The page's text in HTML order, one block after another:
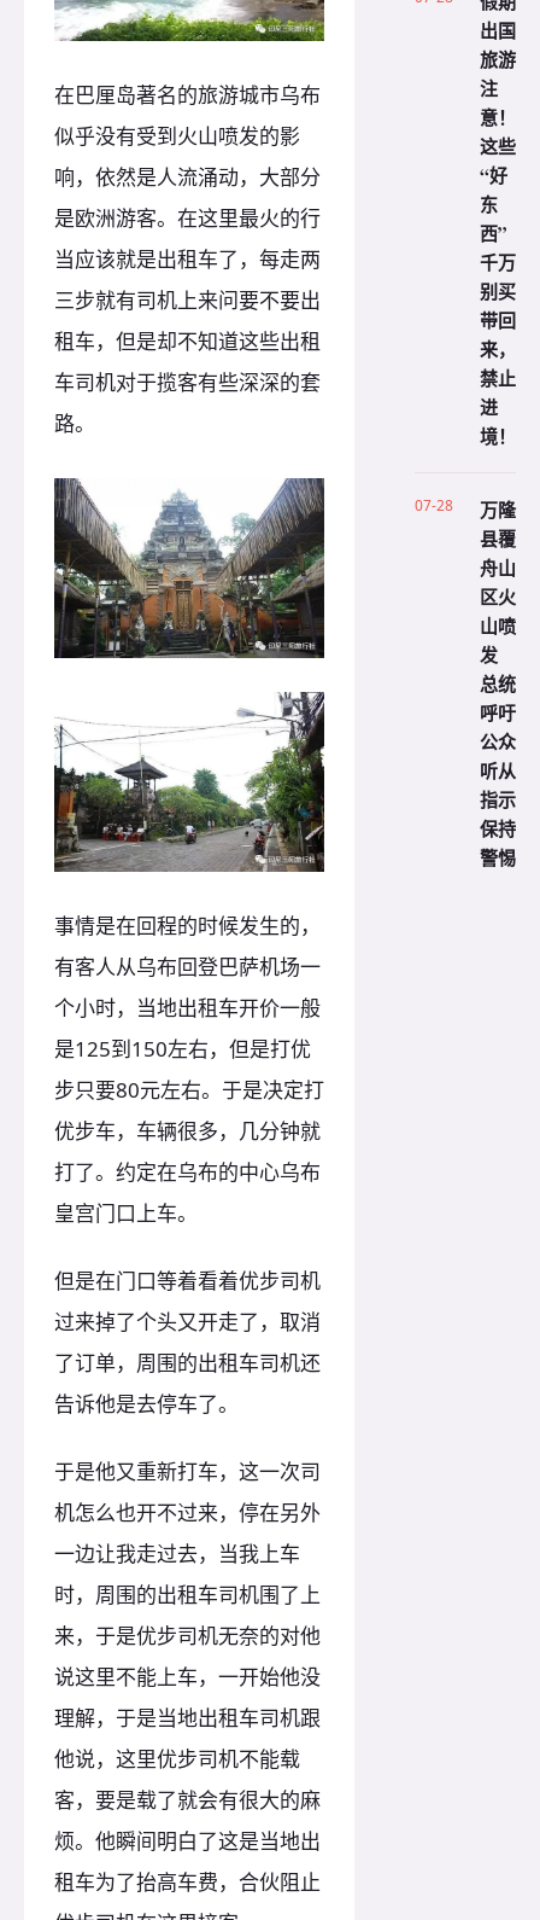
在巴厘岛著名的旅游城市乌布
似乎没有受到火山喷发的影
响，依然是人流涌动，大部分
是欧洲游客。在这里最火的行
当应该就是出租车了，每走两
三步就有司机上来问要不要出
租车，但是却不知道这些出租
车司机对于揽客有些深深的套
路。
事情是在回程的时候发生的，
有客人从乌布回登巴萨机场一
个小时，当地出租车开价一般
是125到150左右，但是打优
步只要80元左右。于是决定打
优步车，车辆很多，几分钟就
打了。约定在乌布的中心乌布
皇宫门口上车。
但是在门口等着看着优步司机
过来掉了个头又开走了，取消
了订单，周围的出租车司机还
告诉他是去停车了。
于是他又重新打车，这一次司
机怎么也开不过来，停在另外
一边让我走过去，当我上车
时，周围的出租车司机围了上
来，于是优步司机无奈的对他
说这里不能上车，一开始他没
理解，于是当地出租车司机跟
他说，这里优步司机不能载
客，要是载了就会有很大的麻
烦。他瞬间明白了这是当地出
租车为了抬高车费，合伙阻止
出国
旅游
注
意！
这些
“好
东
西”
千万
别买
带回
来，
禁止
进
境！
07-28
万隆
县覆
舟山
区火
山喷
发
总统
呼吁
公众
听从
指示
保持
警惕